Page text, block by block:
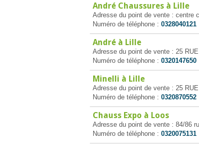
André Chaussures à Lille
Adresse du point de vente : centre
Numéro de téléphone : 0328040121
André à Lille
Adresse du point de vente : 25
Numéro de téléphone : 0320147650
Minelli à Lille
Adresse du point de vente : 25
Numéro de téléphone : 0320870552
Chauss Expo à Loos
Adresse du point de vente : 84/86
Numéro de téléphone : 0320075131